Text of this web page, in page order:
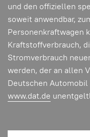
und den offiziellen
soweit anwendbar,
Personenkraftwagen
Kraftstoffverbrauch,
Stromverbrauch
werden, der an allen
Deutschen Automobil
www.dat.de